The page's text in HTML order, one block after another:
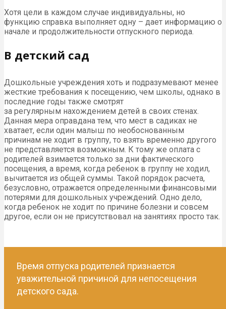
Хотя цели в каждом случае индивидуальны, но
функцию справка выполняет одну – дает информацию о
начале и продолжительности отпускного периода.
В детский сад
Дошкольные учреждения хоть и подразумевают менее
жесткие требования к посещению, чем школы, однако в
последние годы также смотрят
за регулярным нахождением детей в своих стенах.
Данная мера оправдана тем, что мест в садиках не
хватает, если один малыш по необоснованным
причинам не ходит в группу, то взять временно другого
не представляется возможным. К тому же оплата с
родителей взимается только за дни фактического
посещения, а время, когда ребенок в группу не ходил,
вычитается из общей суммы. Такой порядок расчета,
безусловно, отражается определенными финансовыми
потерями для дошкольных учреждений. Одно дело,
когда ребенок не ходит по причине болезни и совсем
другое, если он не присутствовал на занятиях просто так.
Время отпуска родителей признается
уважительной причиной для непосещения
детского сада.